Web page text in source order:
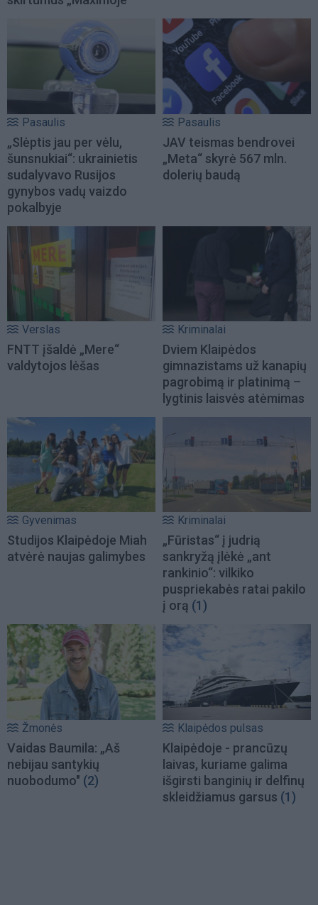
Pasaulis
„Slėptis jau per vėlu,
šunsnukiai“: ukrainietis
sudalyvavo Rusijos
gynybos vadų vaizdo
pokalbyje
Pasaulis
JAV teismas bendrovei
„Meta“ skyrė 567 mln.
dolerių baudą
Verslas
FNTT įšaldė „Mere“
valdytojos lėšas
Kriminalai
Dviem Klaipėdos
gimnazistams už kanapių
pagrobimą ir platinimą –
lygtinis laisvės atėmimas
Gyvenimas
Studijos Klaipėdoje Miah
atvėrė naujas galimybes
Kriminalai
„Fūristas“ į judrią
sankryžą įlėkė „ant
rankinio“: vilkiko
puspriekabės ratai pakilo
į orą (1)
Žmonės
Vaidas Baumila: „Aš
nebijau santykių
nuobodumo" (2)
Klaipėdos pulsas
Klaipėdoje - prancūzų
laivas, kuriame galima
išgirsti banginių ir delfinų
skleidžiamus garsus (1)